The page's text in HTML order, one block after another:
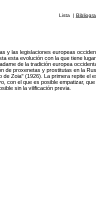
Lista |
y las legislaciones europeas
esta evolución con la que tiene
de la tradición europea
de proxenetas y prostitutas en la
Zoia" (1926). La primera repite el
con el que es posible empatizar,
sin la vilificación previa.